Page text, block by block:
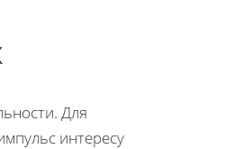
Для
интересу